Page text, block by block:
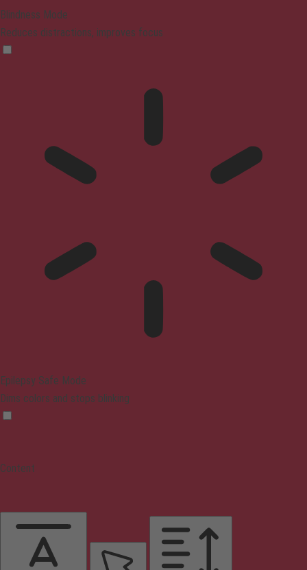
Blindness Mode
Reduces distractions, improves focus
Epilepsy Safe Mode
Dims colors and stops blinking
Content